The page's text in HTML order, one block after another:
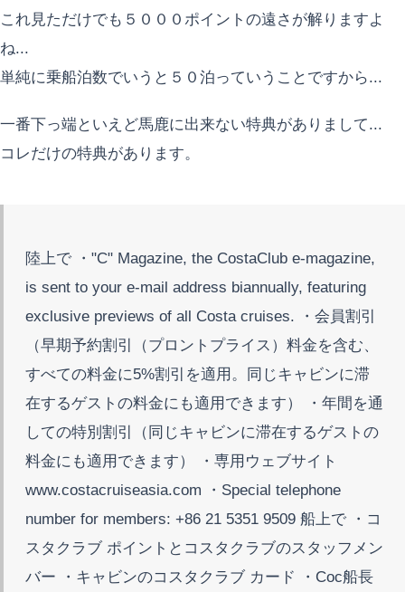
これ見ただけでも５０００ポイントの遠さが解りますよ
ね...
単純に乗船泊数でいうと５０泊っていうことですから...
一番下っ端といえど馬鹿に出来ない特典がありまして...
コレだけの特典があります。
陸上で ・"C" Magazine, the CostaClub e-magazine,
is sent to your e-mail address biannually, featuring
exclusive previews of all Costa cruises. ・会員割引
（早期予約割引（プロントプライス）料金を含む、
すべての料金に5%割引を適用。同じキャビンに滞
在するゲストの料金にも適用できます） ・年間を通
しての特別割引（同じキャビンに滞在するゲストの
料金にも適用できます） ・専用ウェブサイト
www.costacruiseasia.com ・Special telephone
number for members: +86 21 5351 9509 船上で ・コ
スタクラブ ポイントとコスタクラブのスタッフメン
バー ・キャビンのコスタクラブ カード ・Coc船長